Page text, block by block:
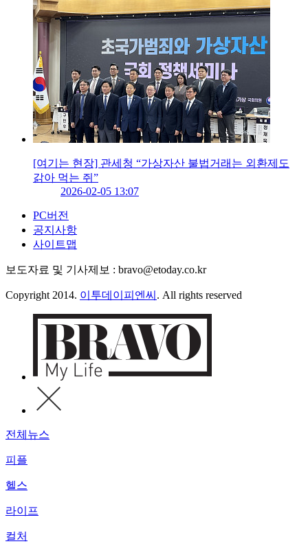
[여기는 현장] 관세청 “가상자산 불법거래는 외환제도
갉아 먹는 쥐”
2026-02-05 13:07
PC버전
공지사항
사이트맵
보도자료 및 기사제보 : bravo@etoday.co.kr
Copyright 2014. 이투데이피엔씨 . All rights reserved
전체뉴스
피플
헬스
라이프
컬처